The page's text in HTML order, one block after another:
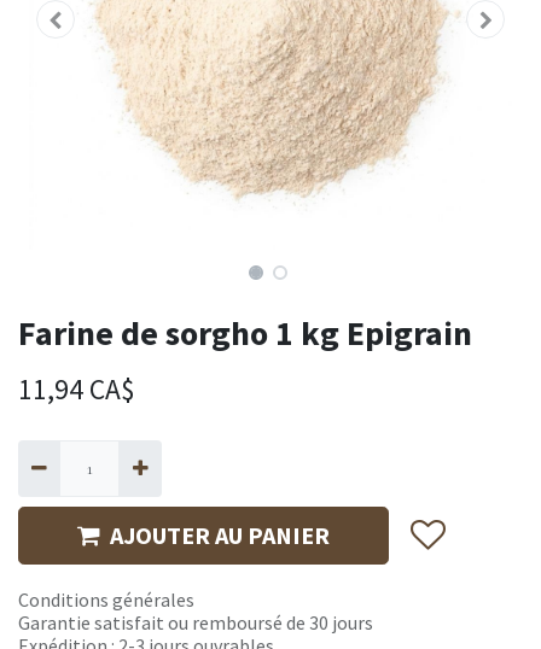
Farine de sorgho 1 kg Epigrain
11,94 CA$
AJOUTER AU PANIER
Conditions générales
Garantie satisfait ou remboursé de 30 jours